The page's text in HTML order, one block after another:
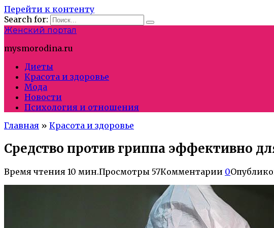
Перейти к контенту
Search for:
Женский портал
mysmorodina.ru
Диеты
Красота и здоровье
Мода
Новости
Психология и отношения
Главная » Красота и здоровье
Средство против гриппа эффективно
Время чтения 10 мин.Просмотры 57Комментарии 0